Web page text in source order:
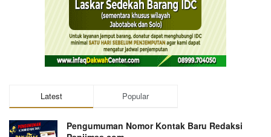
Latest Popular
Pengumuman Nomor Kontak Baru Redaksi